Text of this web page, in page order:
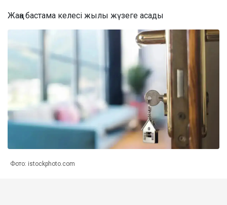
Жаңа бастама келесі жылы жүзеге асады
Фото: istockphoto.com